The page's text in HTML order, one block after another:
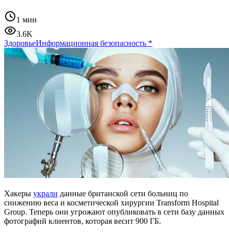
1 мин
3.6K
ЗдоровьеИнформационная безопасность *
Хакеры украли данные британской сети больниц по
снижению веса и косметической хирургии Transform Hospital
Group. Теперь они угрожают опубликовать в сети базу данных
фотографий клиентов, которая весит 900 ГБ.